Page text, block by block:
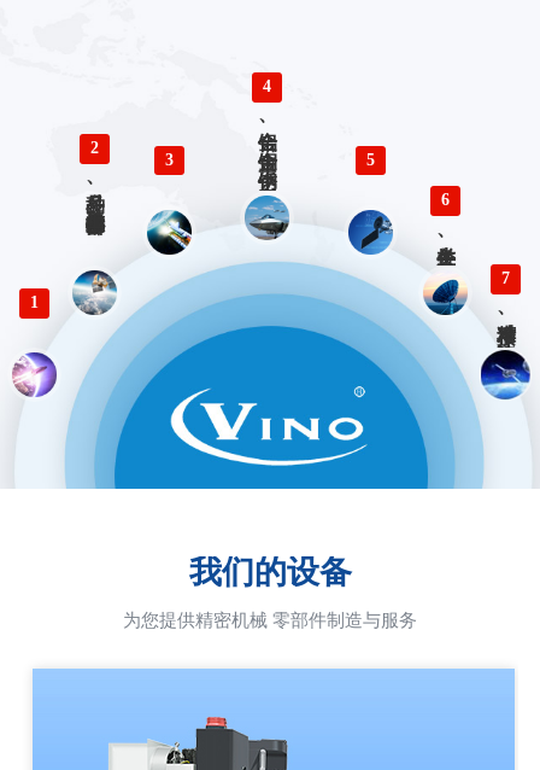
1
2
多品种、小批量精密仪器零部件加工
3
4
铝合金、铜合金、不锈钢、钛合金零件精密加工 5
6
各类生产、检验工装设计与制造
7
精准对接、快速响应 优势服务
我们的设备
为您提供精密机械 零部件制造与服务